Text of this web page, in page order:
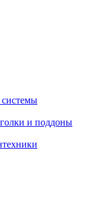
и поддоны